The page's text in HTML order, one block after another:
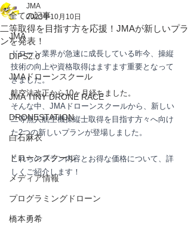
全ての記事
JMA
DIPS2.0
JMAドローンスクール
JMA TINY DRONE RACE
DRONESTATION
白石麻衣
ドローンスクール
メディア情報
プログラミングドローン
橋本勇希
二等取得を目指す方を応援！JMAが新しいプラ
ンを発表！
JMA
2023年10月10日
ドローン業界が急速に成長している昨今、操縦
技術の向上や資格取得はますます重要となって
きました。
航空法改正から10ヶ月経ちました。
そんな中、JMAドローンスクールから、新しい
二等無人航空機操縦士取得を目指す方々へ向け
た2つの新しいプランが登場しました。
これらのプラン内容とお得な価格について、詳
しくご紹介します！